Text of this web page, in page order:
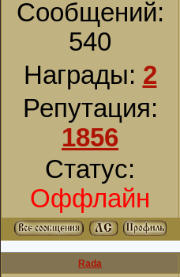
Сообщений:
540
Награды: 2
Репутация:
1856
Статус:
Оффлайн
Rada